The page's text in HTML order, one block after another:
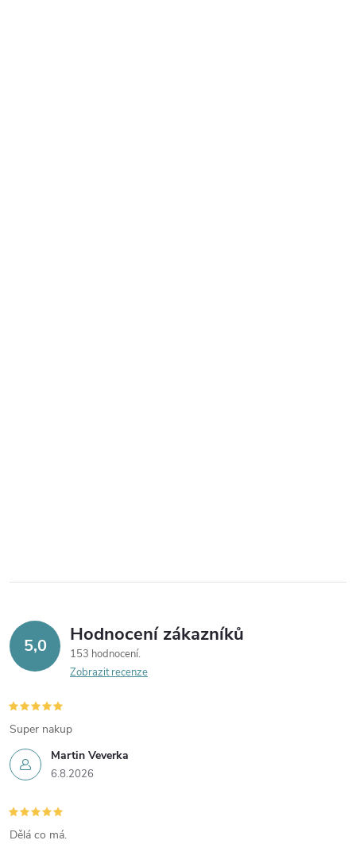
5,0 Hodnocení zákazníků
153 hodnocení
Zobrazit recenze
Martin Veverka
6.8.2026
Super nakup
Dělá co má.